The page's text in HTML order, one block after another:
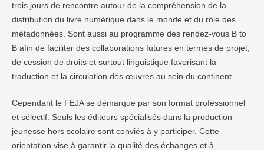
trois jours de rencontre autour de la compréhension de la
distribution du livre numérique dans le monde et du rôle des
métadonnées. Sont aussi au programme des rendez-vous B to
B afin de faciliter des collaborations futures en termes de projet,
de cession de droits et surtout linguistique favorisant la
traduction et la circulation des œuvres au sein du continent.
Cependant le FEJA se démarque par son format professionnel
et sélectif. Seuls les éditeurs spécialisés dans la production
jeunesse hors scolaire sont conviés à y participer. Cette
orientation vise à garantir la qualité des échanges et à